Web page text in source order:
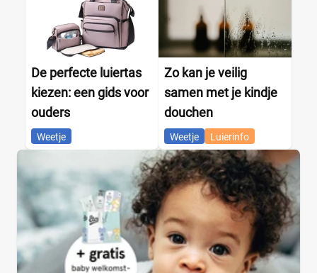
De perfecte luiertas
kiezen: een gids voor
ouders
Weetje
Zo kan je veilig
samen met je kindje
douchen
Weetje Luierinfo